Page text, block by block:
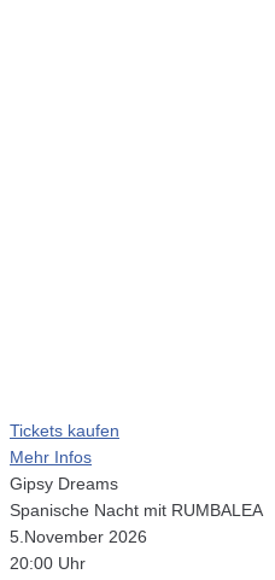
Tickets kaufen
Mehr Infos
Gipsy Dreams
Spanische Nacht mit RUMBALEA
5.November 2026
20:00 Uhr